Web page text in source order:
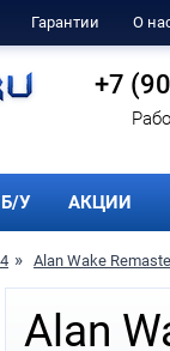
Гарантии О
+7
У АКЦИИ
Alan Wake
Alan